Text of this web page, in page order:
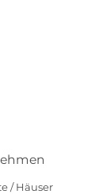
/ Häuser